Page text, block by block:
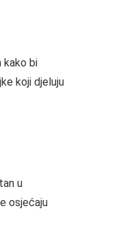
kako bi
koji djeluju
u
osjećaju